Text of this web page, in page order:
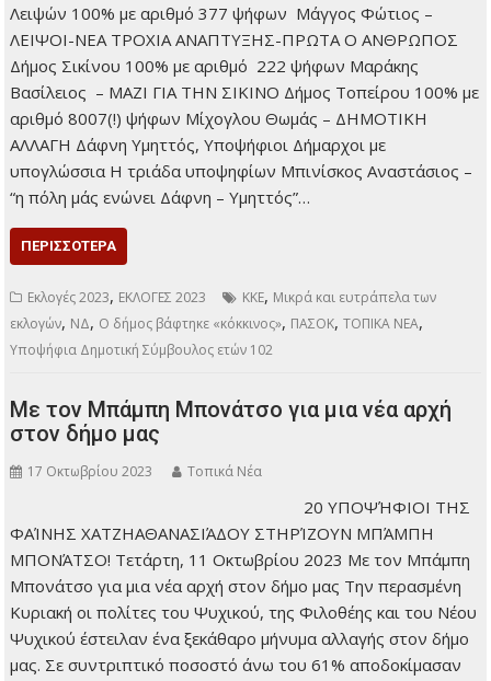
Οι 100άρηδες
Δήμαρχοι Δήμος
Αντίπαρου 100% με
αριθμό ψήφων 653
Φαρούπος
Αναστάσιος –
ΑΝΑΓΕΝΝΗΣΗ
ΑΝΤΙΠΑΡΟΥ Δήμος
Ηρωικής Νήσου Ψαρών 100% με αριθμό ψήφων 350
Βρατσάνος Κωνσταντίνος – ΨΑΡΑ ΝΕΑ ΕΠΟΧΗ Δήμος
ΛΕΙΨΟΙ-ΝΕΑ ΤΡΟΧΙΑ ΑΝΑΠΤΥΞΗΣ-ΠΡΩΤΑ Ο ΑΝΘΡΩΠΟΣ
Δήμος Σικίνου 100% με αριθμό 222 ψήφων Μαράκης
Βασίλειος – ΜΑΖΙ ΓΙΑ ΤΗΝ ΣΙΚΙΝΟ Δήμος Τοπείρου 100% με
ΑΛΛΑΓΗ Δάφνη Υμηττός, Υποψήφιοι Δήμαρχοι με
υπογλώσσια Η τριάδα υποψηφίων Μπινίσκος Αναστάσιος –
“η πόλη μάς ενώνει Δάφνη – Υμηττός”…
Εκλογές 2023 ,ΕΚΛΟΓΕΣ 2023 ΚΚΕ,Μικρά και ευτράπελα των
εκλογών,ΝΔ,Ο δήμος βάφτηκε «κόκκινος»,ΠΑΣΟΚ, ΤΟΠΙΚΑ ΝΕΑ,
Υποψήφια Δημοτική Σύμβουλος ετών 102
Με τον Μπάμπη Μπονάτσο για μια νέα αρχή